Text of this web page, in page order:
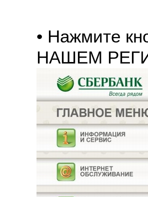
• Нажмите
НАШЕМ